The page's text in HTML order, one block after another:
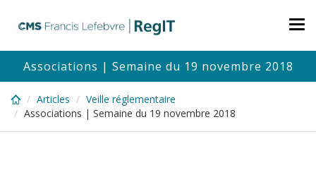
content
Associations | Semaine du 19 novembre 2018
Articles
Veille réglementaire
Associations | Semaine du 19 novembre 2018